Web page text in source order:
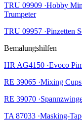
TRU 09909 ·Hobby
Trumpeter
TRU 09957 ·Pinzetten
Bemalungshilfen
HR AG4150 ·Evoco
RE 39065 ·Mixing
RE 39070
TA 87033 ·Masking-